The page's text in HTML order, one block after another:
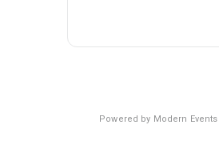
Powered by Modern